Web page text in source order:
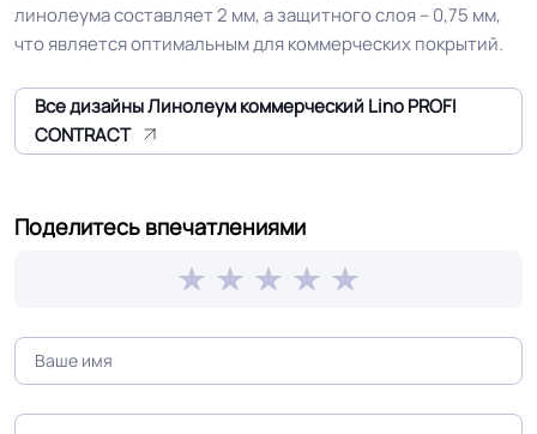
Допуск изменения
+-10% мм
Класс горючести
В2, Д2, Т2, РП1
Класс 34+/43+ кл.
Группа истираемости Группа Т
Устойчивость к химии
линолеума составляет 2 мм, а защитного слоя – 0,75 мм,
что является оптимальным для коммерческих покрытий.
Все дизайны Линолеум коммерческий Lino PROFI
CONTRACT
Поделитесь впечатлениями